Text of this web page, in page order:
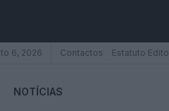
6, 2026 Contactos Estatuto
NOTÍCIAS